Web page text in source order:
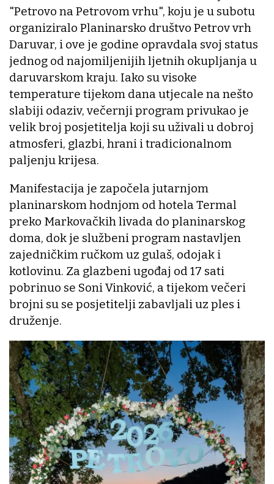
"Petrovo na Petrovom vrhu", koju je u subotu
organiziralo Planinarsko društvo Petrov vrh
Daruvar, i ove je godine opravdala svoj status
jednog od najomiljenijih ljetnih okupljanja u
daruvarskom kraju. Iako su visoke
temperature tijekom dana utjecale na nešto
slabiji odaziv, večernji program privukao je
velik broj posjetitelja koji su uživali u dobroj
atmosferi, glazbi, hrani i tradicionalnom
paljenju krijesa.
Manifestacija je započela jutarnjom
planinarskom hodnjom od hotela Termal
preko Markovačkih livada do planinarskog
doma, dok je službeni program nastavljen
zajedničkim ručkom uz gulaš, odojak i
kotlovinu. Za glazbeni ugođaj od 17 sati
pobrinuo se Soni Vinković, a tijekom večeri
brojni su se posjetitelji zabavljali uz ples i
druženje.